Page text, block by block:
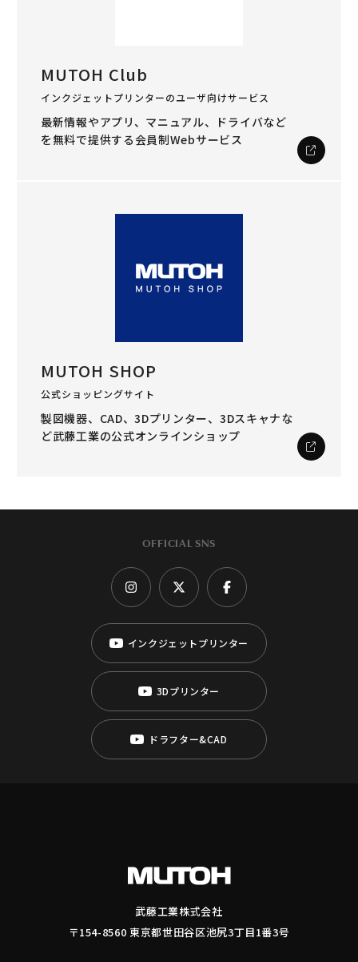
MUTOH Club
インクジェットプリンターのユーザ向けサービス
最新情報やアプリ、マニュアル、ドライバなど
を無料で提供する会員制Webサービス
MUTOH SHOP
公式ショッピングサイト
製図機器、CAD、3Dプリンター、3Dスキャナな
ど武藤工業の公式オンラインショップ
OFFICIAL SNS
インクジェットプリンター
3Dプリンター
ドラフター&CAD
武藤工業株式会社
〒154-8560 東京都世田谷区池尻3丁目1番3号